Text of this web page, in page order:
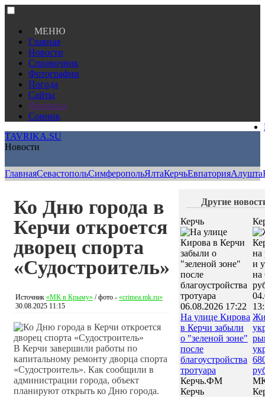
МЕНЮ
Главная
Новости
Справочник
Фотографии
Погода
Сайты
Финансы
Сонник
TAVRIKA.SU
Новости
ГлавнаяСевастопольСимферопольЯлтаКерчьЕвпаторияАлушта
Ко Дню города в
Керчи откроется
дворец спорта
«Судостроитель»
Источник «МК в Крыму» / фото - «crimea.mk.ru»
30.08.2025 11:15
В Керчи завершили работы по
капитальному ремонту дворца спорта
«Судостроитель». Как сообщили в
администрации города, объект
планируют открыть ко Дню города.
Другие
Керчь
06.08.2026 17:22
На улице Кирова
в Керчи забыли
о "зеленой зоне"
после
благоустройства
тротуара
Керчь.ФМ
Керчь